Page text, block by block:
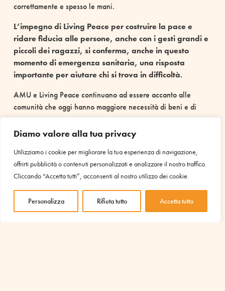
Diamo valore alla tua privacy
Utilizziamo i cookie per migliorare la tua esperienza di navigazione,
offrirti pubblicità o contenuti personalizzati e analizzare il nostro traffico.
Cliccando “Accetta tutti”, acconsenti al nostro utilizzo dei cookie.
Personalizza Rifiuta tutto Accetta tutto
correttamente e spesso le mani.
L’impegno di Living Peace per costruire la pace e
ridare fiducia alle persone, anche con i gesti grandi e
piccoli dei ragazzi, si conferma, anche in questo
momento di emergenza sanitaria, una risposta
importante per aiutare chi si trova in difficoltà.
AMU e Living Peace continuano ad essere accanto alle
comunità che oggi hanno maggiore necessità di beni e di
cura.
Grazie per il vostro sostegno